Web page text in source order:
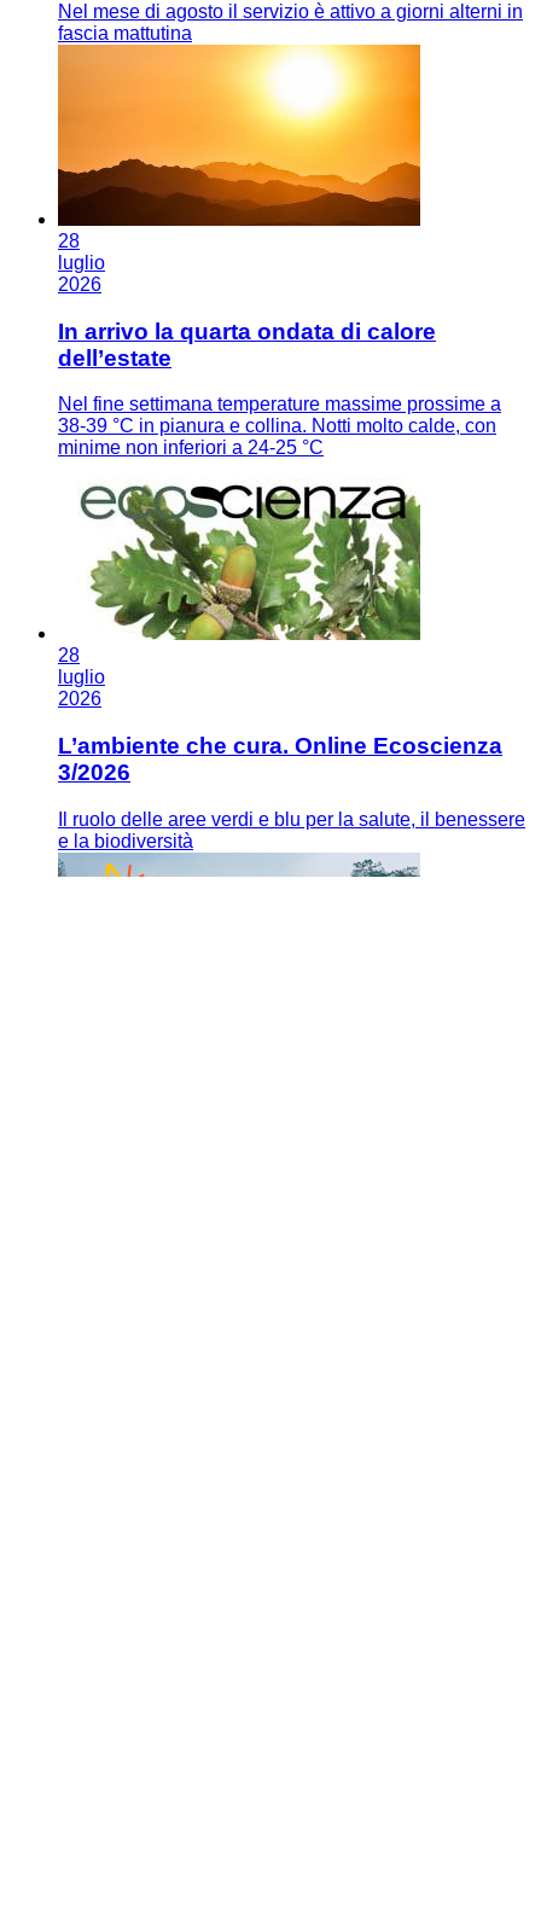
Nel mese di agosto il servizio è attivo a giorni alterni in
fascia mattutina
28
luglio
2026
In arrivo la quarta ondata di calore
dell’estate
Nel fine settimana temperature massime prossime a
38-39 °C in pianura e collina. Notti molto calde, con
minime non inferiori a 24-25 °C
28
luglio
2026
L’ambiente che cura. Online Ecoscienza
3/2026
Il ruolo delle aree verdi e blu per la salute, il benessere
e la biodiversità